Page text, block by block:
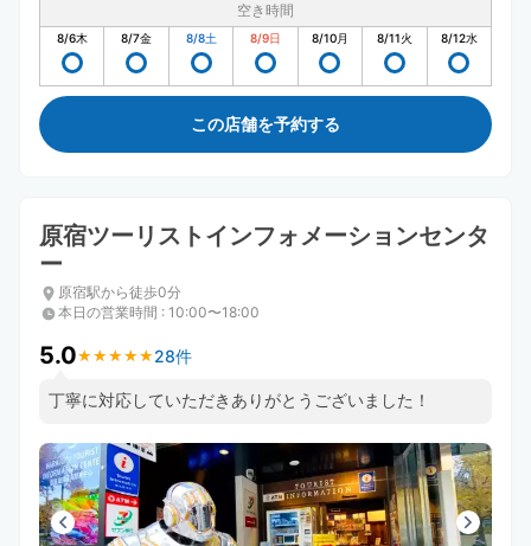
空き時間
8/6木 8/7金 8/8土 8/9日 8/10月 8/11火 8/12水
この店舗を予約する
原宿ツーリストインフォメーションセンタ
ー
原宿駅から徒歩0分
本日の営業時間 : 10:00〜18:00
5.0★ ★ ★ ★ ★
★ ★ ★ ★ ★ 28件
丁寧に対応していただきありがとうございました！